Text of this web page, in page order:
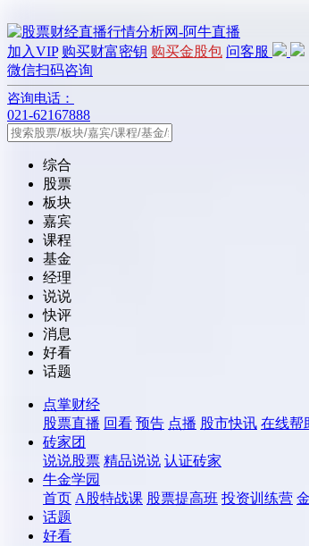
加入VIP 购买财富密钥 购买金股包 问客服
微信扫码咨询
咨询电话：
021-62167888
综合
股票
板块
嘉宾
课程
基金
经理
说说
快评
消息
好看
话题
点掌财经
股票直播 回看 预告 点播 股市快讯 在线帮
砖家团
说说股票 精品说说 认证砖家
牛金学园
首页 A股特战课 股票提高班 投资训练营
话题
好看